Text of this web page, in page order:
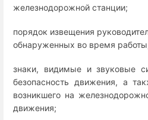
железнодорожной станции;
порядок извещения
обнаруженных во время
знаки, видимые и звуковые
безопасность движения, а
возникшего на
движения;